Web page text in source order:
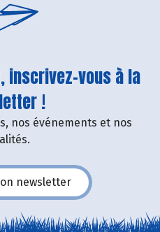
inscrivez-vous à la
!
nos événements et nos
newsletter